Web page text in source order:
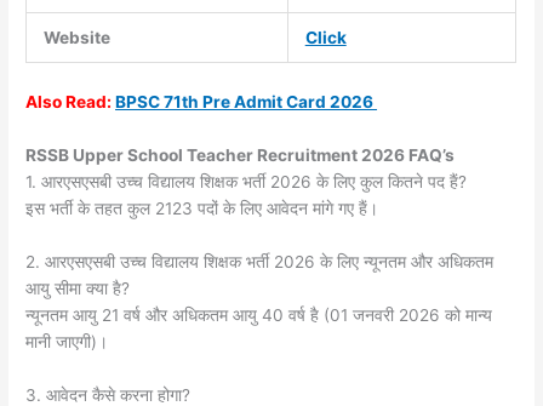
Website Click
AlsoRead:BPSC 71th Pre Admit Card 2026
RSSB Upper School Teacher Recruitment 2026 FAQ’s
1. आरएसएसबी उच्च विद्यालय शिक्षक भर्ती 2026 के लिए कुल कितने पद हैं?
इस भर्ती के तहत कुल 2123 पदों के लिए आवेदन मांगे गए हैं।
2. आरएसएसबी उच्च विद्यालय शिक्षक भर्ती 2026 के लिए न्यूनतम और अधिकतम
आयु सीमा क्या है?
न्यूनतम आयु 21 वर्ष और अधिकतम आयु 40 वर्ष है (01 जनवरी 2026 को मान्य
मानी जाएगी)।
3. आवेदन कैसे करना होगा?